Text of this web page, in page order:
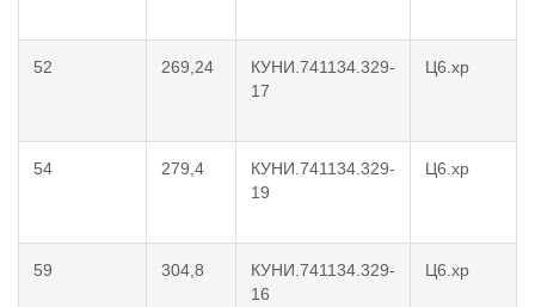
52 269,24
КУНИ.741134.329-
17
Ц6.хр
54 279,4
КУНИ.741134.329-
19
Ц6.хр
59 304,8
КУНИ.741134.329-
16
Ц6.хр